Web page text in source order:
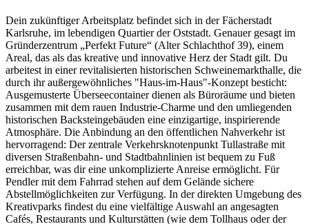
Dein zukünftiger Arbeitsplatz befindet sich in der Fächerstadt
Karlsruhe, im lebendigen Quartier der Oststadt. Genauer gesagt im
Gründerzentrum „Perfekt Future“ (Alter Schlachthof 39), einem
Areal, das als das kreative und innovative Herz der Stadt gilt. Du
arbeitest in einer revitalisierten historischen Schweinemarkthalle, die
durch ihr außergewöhnliches "Haus-im-Haus"-Konzept besticht:
Ausgemusterte Überseecontainer dienen als Büroräume und bieten
zusammen mit dem rauen Industrie-Charme und den umliegenden
historischen Backsteingebäuden eine einzigartige, inspirierende
Atmosphäre. Die Anbindung an den öffentlichen Nahverkehr ist
hervorragend: Der zentrale Verkehrsknotenpunkt Tullastraße mit
diversen Straßenbahn- und Stadtbahnlinien ist bequem zu Fuß
erreichbar, was dir eine unkomplizierte Anreise ermöglicht. Für
Pendler mit dem Fahrrad stehen auf dem Gelände sichere
Abstellmöglichkeiten zur Verfügung. In der direkten Umgebung des
Kreativparks findest du eine vielfältige Auswahl an angesagten
Cafés, Restaurants und Kulturstätten (wie dem Tollhaus oder der